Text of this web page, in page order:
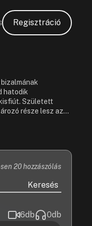
Regisztráció
hatodik
része lesz az
a kerületben,
úr csapatának
20 hozzászólás
Keresés
6db 0db